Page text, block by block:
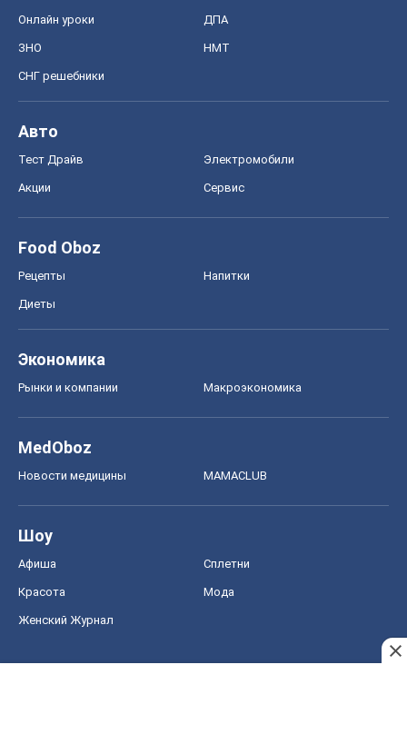
Онлайн уроки ДПА
ЗНО НМТ
СНГ решебники
Авто
Тест Драйв Электромобили
Акции Сервис
Food Oboz
Рецепты Напитки
Диеты
Экономика
Рынки и компании Mакроэкономика
MedOboz
Новости медицины MAMACLUB
Шоу
Афиша Сплетни
Красота Мода
Женский Журнал